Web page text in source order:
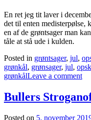
En ret jeg tit laver i
det til enten medisterpølse,
en af de grøntsager man
tåle at stå ude i kulden.
Posted in grøntsager, jul,
grønkål, grønsager, jul,
grønkålLeave a comment
Bullers
Posted on 5. november